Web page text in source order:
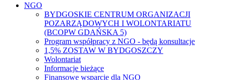
NGO
BYDGOSKIE CENTRUM ORGANIZACJI
POZARZĄDOWYCH I WOLONTARIATU
(BCOPW GDAŃSKA 5)
Program współpracy z NGO - będą konsultacje
1,5% ZOSTAW W BYDGOSZCZY
Wolontariat
Informacje bieżące
Finansowe wsparcie dla NGO